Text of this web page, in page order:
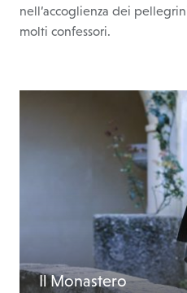
nell’accoglienza dei
molti confessori.
Il Monastero